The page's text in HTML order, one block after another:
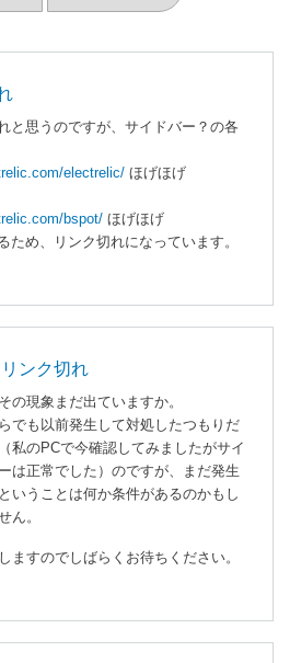
と思うのですが、サイドバー？の各
electrelic/ ほげほげ
bspot/ ほげほげ
ため、リンク切れになっています。
ンク切れ
の現象まだ出ていますか。
でも以前発生して対処したつもりだ
私のPCで今確認してみましたがサイ
は正常でした）のですが、まだ発生
いうことは何か条件があるのかもし
ん。
ますのでしばらくお待ちください。